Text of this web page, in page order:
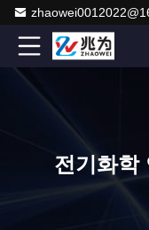
전기화학